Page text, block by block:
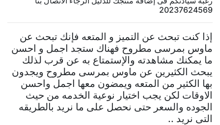
20237624569
إذا كنت تبحث عن التميز و المتعه فإنك تبحث عن
ماوس بمرسى مطروح فهناك ستجد اجمل و احسن
ما يمكنك مشاهدته والإستمتاع به عن قرب لذلك
يبحث الكثيرين عن ماوس بمرسى مطروح ويجدون
بها الكثير من المتعه ويمضون معها اجمل واحسن
الاوقات لكن يجب اختيار نوعية الخدمه من حيث
الجوده والسعر حتى نحصل على ما نريد بالطريقه
التى نريد ..